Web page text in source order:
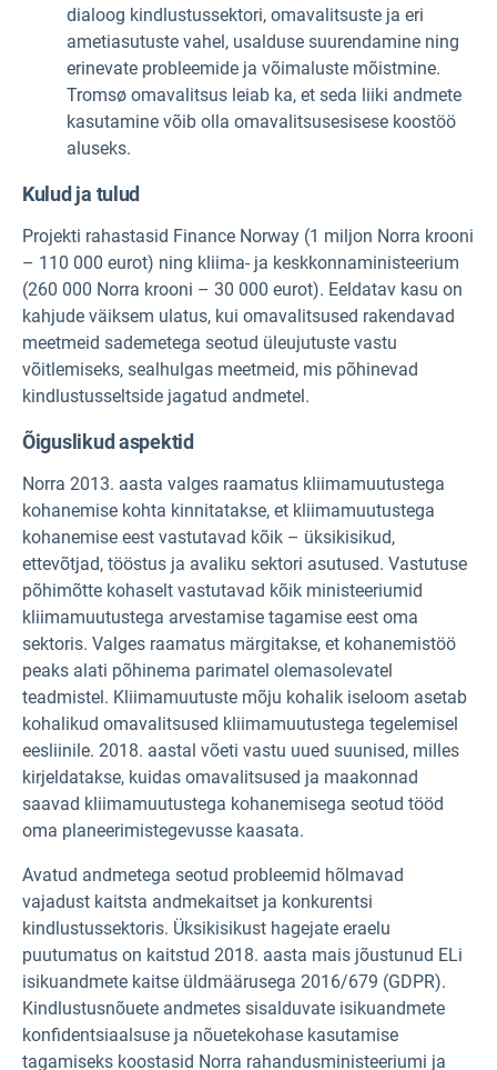
dialoog kindlustussektori, omavalitsuste ja eri
ametiasutuste vahel, usalduse suurendamine ning
erinevate probleemide ja võimaluste mõistmine.
Tromsø omavalitsus leiab ka, et seda liiki andmete
kasutamine võib olla omavalitsusesisese koostöö
aluseks.
Kulud ja tulud
Projekti rahastasid Finance Norway (1 miljon Norra krooni
– 110 000 eurot) ning kliima- ja keskkonnaministeerium
(260 000 Norra krooni – 30 000 eurot). Eeldatav kasu on
kahjude väiksem ulatus, kui omavalitsused rakendavad
meetmeid sademetega seotud üleujutuste vastu
võitlemiseks, sealhulgas meetmeid, mis põhinevad
kindlustusseltside jagatud andmetel.
Õiguslikud aspektid
Norra 2013. aasta valges raamatus kliimamuutustega
kohanemise kohta kinnitatakse, et kliimamuutustega
kohanemise eest vastutavad kõik – üksikisikud,
ettevõtjad, tööstus ja avaliku sektori asutused. Vastutuse
põhimõtte kohaselt vastutavad kõik ministeeriumid
kliimamuutustega arvestamise tagamise eest oma
sektoris. Valges raamatus märgitakse, et kohanemistöö
peaks alati põhinema parimatel olemasolevatel
teadmistel. Kliimamuutuste mõju kohalik iseloom asetab
kohalikud omavalitsused kliimamuutustega tegelemisel
eesliinile. 2018. aastal võeti vastu uued suunised, milles
kirjeldatakse, kuidas omavalitsused ja maakonnad
saavad kliimamuutustega kohanemisega seotud tööd
oma planeerimistegevusse kaasata.
Avatud andmetega seotud probleemid hõlmavad
vajadust kaitsta andmekaitset ja konkurentsi
kindlustussektoris. Üksikisikust hagejate eraelu
puutumatus on kaitstud 2018. aasta mais jõustunud ELi
isikuandmete kaitse üldmäärusega 2016/679 (GDPR).
Kindlustusnõuete andmetes sisalduvate isikuandmete
konfidentsiaalsuse ja nõuetekohase kasutamise
tagamiseks koostasid Norra rahandusministeeriumi ja